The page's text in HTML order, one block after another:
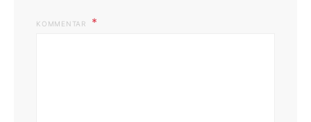
KOMMENTAR